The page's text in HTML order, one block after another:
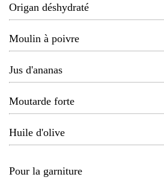
Origan déshydraté
Moulin à poivre
Jus d'ananas
Moutarde forte
Huile d'olive
Pour la garniture